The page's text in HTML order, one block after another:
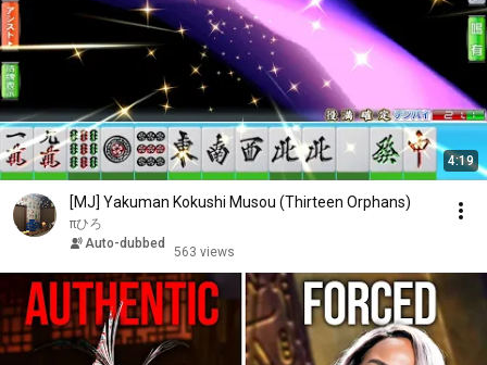
4:19
[MJ] Yakuman Kokushi Musou (Thirteen Orphans)
πひろ
Auto-dubbed
563 views